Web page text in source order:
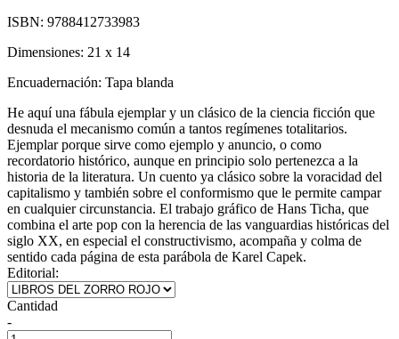
ISBN: 9788412733983
Dimensiones: 21 x 14
Encuadernación: Tapa blanda
He aquí una fábula ejemplar y un clásico de la ciencia ficción que
desnuda el mecanismo común a tantos regímenes totalitarios.
Ejemplar porque sirve como ejemplo y anuncio, o como
recordatorio histórico, aunque en principio solo pertenezca a la
historia de la literatura. Un cuento ya clásico sobre la voracidad del
capitalismo y también sobre el conformismo que le permite campar
en cualquier circunstancia. El trabajo gráfico de Hans Ticha, que
combina el arte pop con la herencia de las vanguardias históricas del
siglo XX, en especial el constructivismo, acompaña y colma de
sentido cada página de esta parábola de Karel Capek.
Editorial:
Cantidad
-